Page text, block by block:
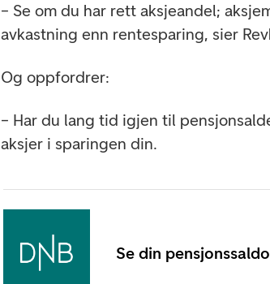
– Se om du har rett aksjeandel;
avkastning enn rentesparing, sier
Og oppfordrer:
– Har du lang tid igjen til
aksjer i sparingen din.
Se din pensjonssaldo